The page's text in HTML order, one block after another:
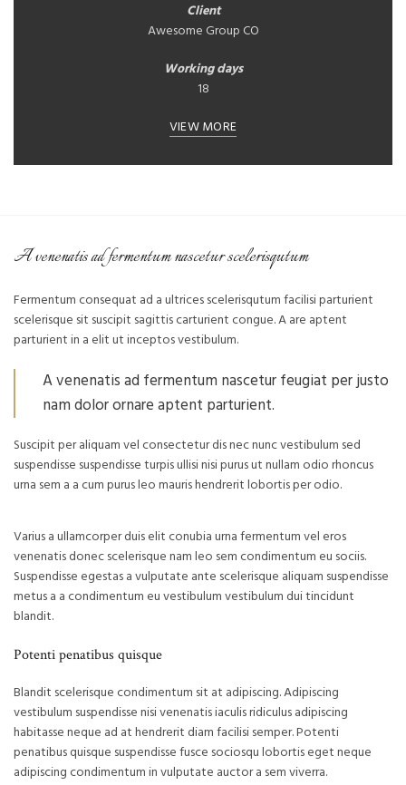
Client
Awesome Group CO
Working days
18
VIEW MORE
A venenatis ad fermentum nascetur scelerisqutum
Fermentum consequat ad a ultrices scelerisqutum facilisi parturient
scelerisque sit suscipit sagittis carturient congue. A are aptent
parturient in a elit ut inceptos vestibulum.
A venenatis ad fermentum nascetur feugiat per justo
nam dolor ornare aptent parturient.
Suscipit per aliquam vel consectetur dis nec nunc vestibulum sed
suspendisse suspendisse turpis ullisi nisi purus ut nullam odio rhoncus
urna sem a a cum purus leo mauris hendrerit lobortis per odio.
Varius a ullamcorper duis elit conubia urna fermentum vel eros
venenatis donec scelerisque nam leo sem condimentum eu sociis.
Suspendisse egestas a vulputate ante scelerisque aliquam suspendisse
metus a a condimentum eu vestibulum vestibulum dui tincidunt
blandit.
Potenti penatibus quisque
Blandit scelerisque condimentum sit at adipiscing. Adipiscing
vestibulum suspendisse nisi venenatis iaculis ridiculus adipiscing
habitasse neque ad at hendrerit diam facilisi semper. Potenti
penatibus quisque suspendisse fusce sociosqu lobortis eget neque
adipiscing condimentum in vulputate auctor a sem viverra.